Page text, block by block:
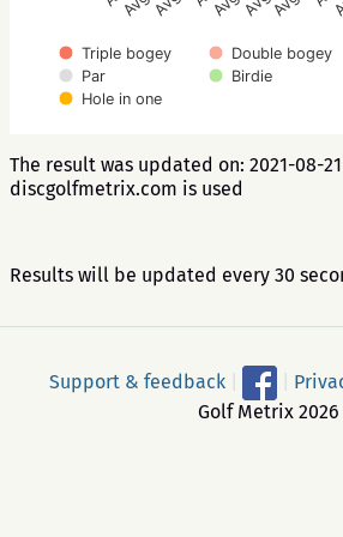
Triple bogey Double bogey
Par
Birdie
Hole in one
The result was updated on: 2021-08-21
discgolfmetrix.com is used
Results will be updated every 30
Support & feedback
Golf Metrix 2026